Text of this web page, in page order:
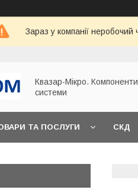
Зараз у компанії
Квазар-Мікро. Компоненти
системи
ТА ПОСЛУГИ СКД